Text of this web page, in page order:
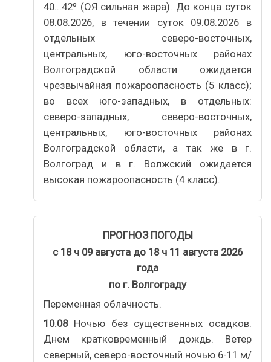
40...42º (ОЯ сильная жара). До конца суток
08.08.2026, в течении суток 09.08.2026 в
отдельных северо-восточных,
центральных, юго-восточных районах
Волгоградской области ожидается
чрезвычайная пожароопасность (5 класс);
во всех юго-западных, в отдельных:
северо-западных, северо-восточных,
центральных, юго-восточных районах
Волгоградской области, а так же в г.
Волгоград и в г. Волжский ожидается
высокая пожароопасность (4 класс).
ПРОГНОЗ ПОГОДЫ
с 18 ч 09 августа до 18 ч 11 августа 2026
года
по г. Волгограду
Переменная облачность.
10.08Ночью без существенных осадков.
Днем кратковременный дождь. Ветер
северный, северо-восточный ночью 6-11 м/